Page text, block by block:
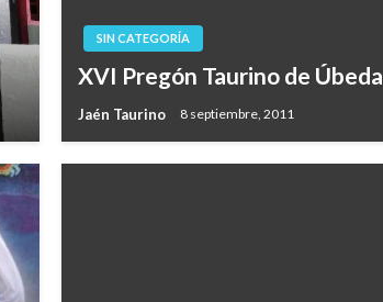
SIN CATEGORÍA
XVI Pregón Taurino de Úbeda
Jaén Taurino 8 septiembre, 2011